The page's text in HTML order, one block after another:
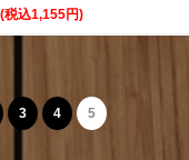
(税込1,155円)
3 4 5